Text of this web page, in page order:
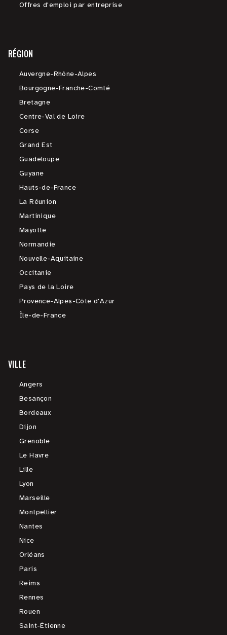
Offres d'emploi par entreprise
RÉGION
Auvergne-Rhône-Alpes
Bourgogne-Franche-Comté
Bretagne
Centre-Val de Loire
Corse
Grand Est
Guadeloupe
Guyane
Hauts-de-France
La Réunion
Martinique
Mayotte
Normandie
Nouvelle-Aquitaine
Occitanie
Pays de la Loire
Provence-Alpes-Côte d'Azur
Île-de-France
VILLE
Angers
Besançon
Bordeaux
Dijon
Grenoble
Le Havre
Lille
Lyon
Marseille
Montpellier
Nantes
Nice
Orléans
Paris
Reims
Rennes
Rouen
Saint-Étienne